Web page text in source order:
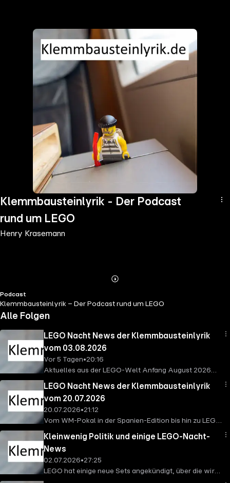
Klemmbausteinlyrik - Der Podcast
rund um LEGO
Henry Krasemann
Mehr
Podcast
Klemmbausteinlyrik – Der Podcast rund um LEGO
Alle Folgen
LEGO Nacht News der Klemmbausteinlyrik
vom 03.08.2026
Vor 5 Tagen•20:16
Aktuelles aus der LEGO-Welt Anfang August 2026
mit Doomsday und Harry Potter.
LEGO Nacht News der Klemmbausteinlyrik
vom 20.07.2026
20.07.2026•21:12
Vom WM-Pokal in der Spanien-Edition bis hin zu LEGO
Ideas. Aktuelles aus der LEGO-Welt (auch als
Kleinwenig Politik und einige LEGO-Nacht-
News
02.07.2026•27:25
LEGO hat einige neue Sets angekündigt, über die wir